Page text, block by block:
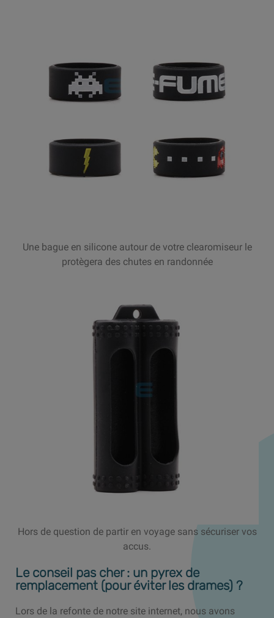
Une bague en silicone autour de votre clearomiseur le
protègera des chutes en randonnée
Hors de question de partir en voyage sans sécuriser vos
accus.
Le conseil pas cher : un pyrex de
remplacement (pour éviter les drames) ?
Lors de la refonte de notre site internet, nous avons